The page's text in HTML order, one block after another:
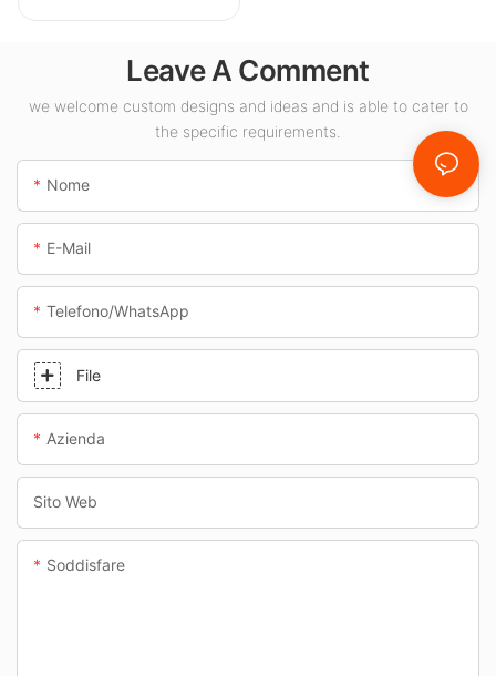
CLA per spazi
stazioni di servizio
e sottopassaggi.
Leave A Comment
we welcome custom designs and ideas and is able to cater to
the specific requirements.
Nome
E-Mail
Telefono/WhatsApp
File
Azienda
Sito Web
Soddisfare